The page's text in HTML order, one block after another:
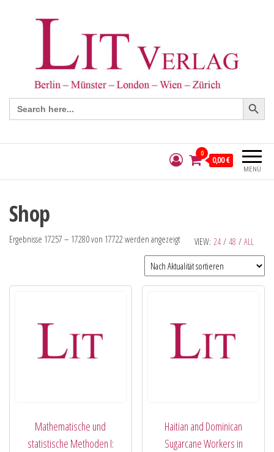
Search
for:
Search Button
MENÜ
0
0,00 €
Shop
VIEW: 24 / 48 / ALL
Ergebnisse 17257 – 17280 von 17722 werden angezeigt
Mathematische und
statistische Methoden I:
Haitian and Dominican
Sugarcane Workers in